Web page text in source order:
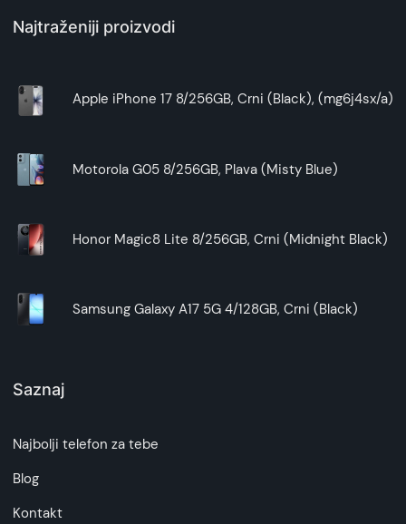
Najtraženiji proizvodi
Apple iPhone 17 8/256GB, Crni (Black), (mg6j4sx/a)
Motorola G05 8/256GB, Plava (Misty Blue)
Honor Magic8 Lite 8/256GB, Crni (Midnight Black)
Samsung Galaxy A17 5G 4/128GB, Crni (Black)
Saznaj
Najbolji telefon za tebe
Blog
Kontakt